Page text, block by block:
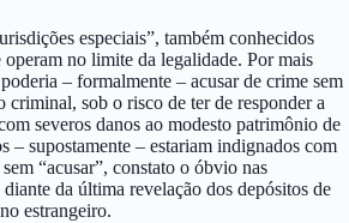
especiais”, também conhecidos
operam no limite da legalidade. Por mais
– formalmente – acusar de crime sem
criminal, sob o risco de ter de responder a
severos danos ao modesto patrimônio de
– supostamente – estariam indignados com
“acusar”, constato o óbvio nas
da última revelação dos depósitos de
estrangeiro.